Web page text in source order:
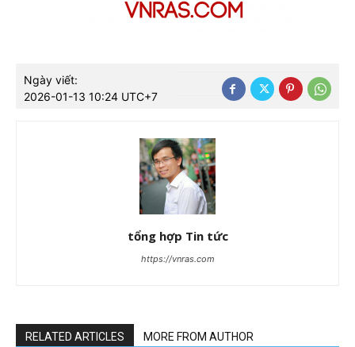
Ngày viết:
2026-01-13 10:24 UTC+7
tổng hợp Tin tức
https://vnras.com
RELATED ARTICLES MORE FROM AUTHOR